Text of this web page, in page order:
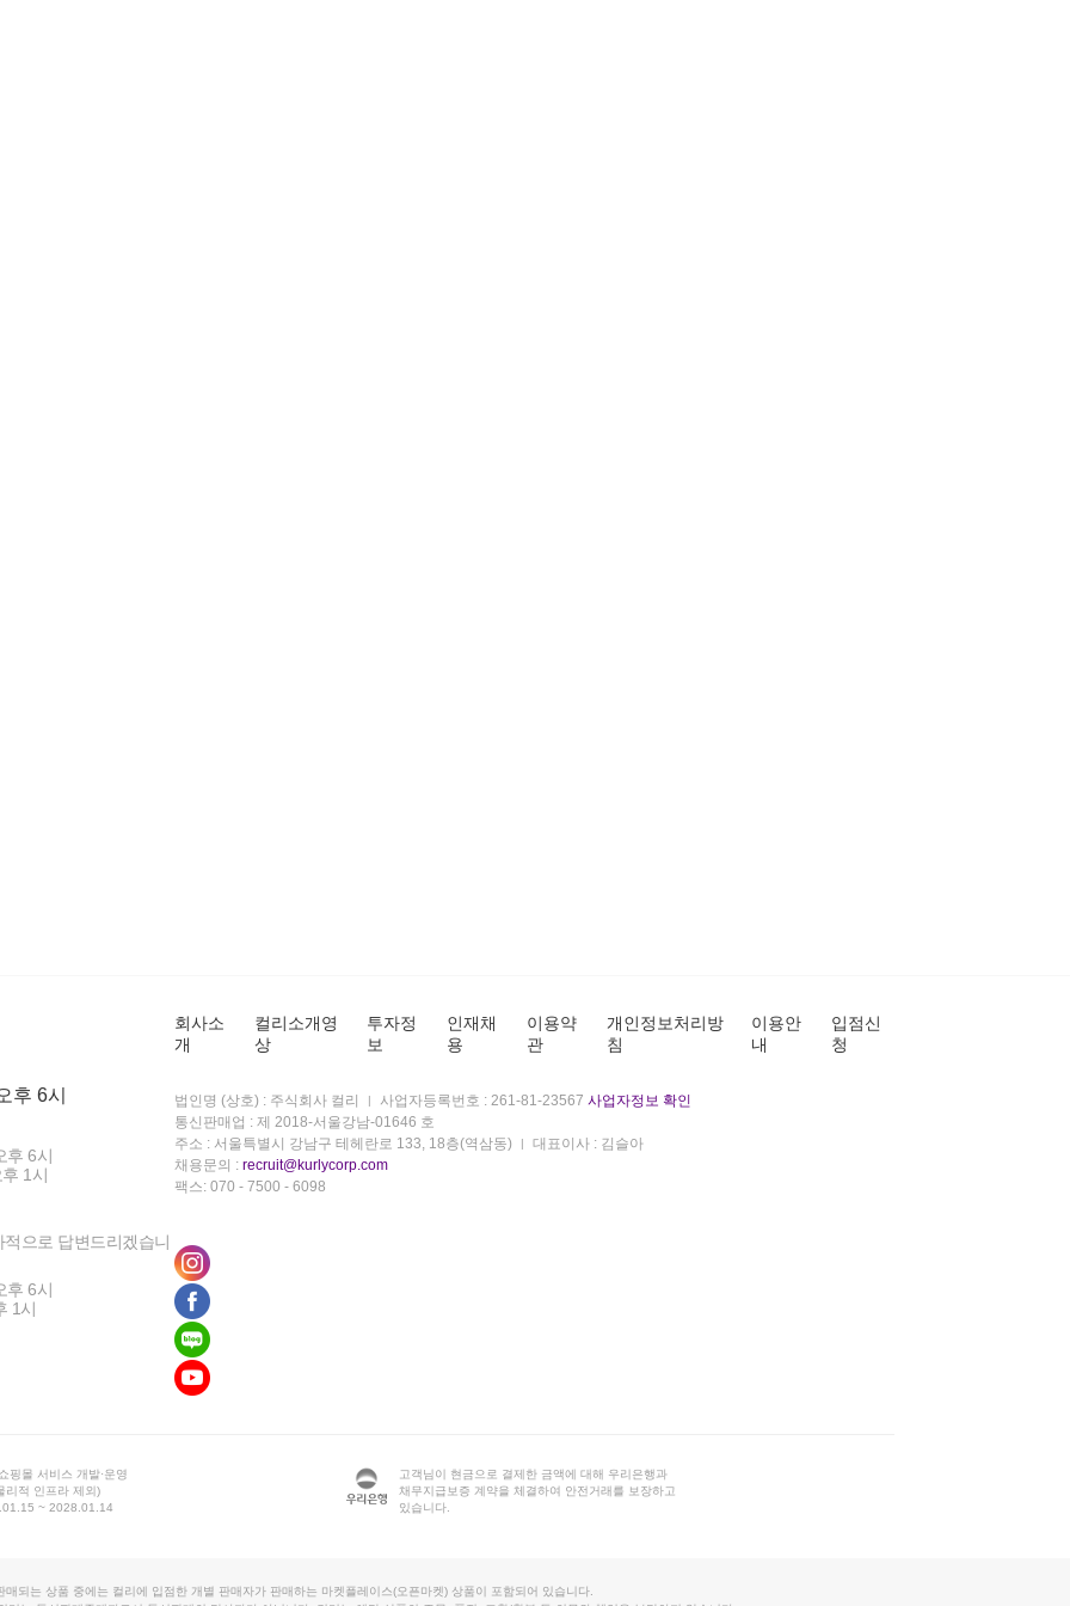
후 6시
후 6시
1시
으로 답변드리겠습니
후 6시
1시
회사소
개
컬리소개영
상
투자정
보
인재채
용
이용약
관
개인정보처리방
침
이용안
내
입점신
청
법인명 (상호) : 주식회사 컬리 사업자등록번호 : 261-81-23567 사업자정보 확인
통신판매업 : 제 2018-서울강남-01646 호
주소 : 서울특별시 강남구 테헤란로 133, 18층(역삼동)
대표이사 : 김슬아
채용문의 : recruit@kurlycorp.com
팩스: 070 - 7500 - 6098
핑몰 서비스 개발·운영
리적 인프라 제외)
~ 2028.01.14
고객님이 현금으로 결제한 금액에 대해 우리은행과
채무지급보증 계약을 체결하여 안전거래를 보장하고
있습니다.
매되는 상품 중에는 컬리에 입점한 개별 판매자가 판매하는 마켓플레이스(오픈마켓) 상품이 포함되어 있습니다.